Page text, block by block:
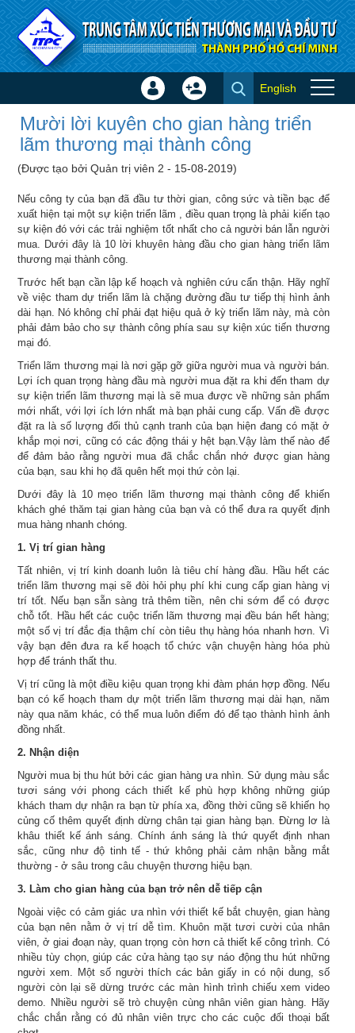
Truy cập nội dung luôn
Mười lời kuyên cho gian hàng
triển lãm thương mại thành
công - Bí quyết
Đăng
Tạo
khoản
English
Mười lời kuyên cho gian hàng triển
lãm thương mại thành công
(Được tạo bởi Quản trị viên 2 - 15-08-2019)
Nếu công ty của bạn đã đầu tư thời gian, công sức và tiền bạc để
xuất hiện tại một sự kiện triển lãm , điều quan trọng là phải kiến tạo
sự kiện đó với các trải nghiệm tốt nhất cho cả người bán lẫn người
mua. Dưới đây là 10 lời khuyên hàng đầu cho gian hàng triển lãm
thương mại thành công.
Trước hết bạn cần lập kế hoạch và nghiên cứu cẩn thận. Hãy nghĩ
về việc tham dự triển lãm là chặng đường đầu tư tiếp thị hình ảnh
dài hạn. Nó không chỉ phải đạt hiệu quả ở kỳ triển lãm này, mà còn
phải đảm bảo cho sự thành công phía sau sự kiện xúc tiến thương
mại đó.
Triển lãm thương mại là nơi gặp gỡ giữa người mua và người bán.
Lợi ích quan trọng hàng đầu mà người mua đặt ra khi đến tham dự
sự kiện triển lãm thương mại là sẽ mua được về những sản phẩm
mới nhất, với lợi ích lớn nhất mà bạn phải cung cấp. Vấn đề được
đặt ra là số lượng đối thủ cạnh tranh của bạn hiện đang có mặt ở
khắp mọi nơi, cũng có các động thái y hệt bạn.Vậy làm thế nào để
để đảm bảo rằng người mua đã chắc chắn nhớ được gian hàng
của bạn, sau khi họ đã quên hết mọi thứ còn lại.
Dưới đây là 10 mẹo triển lãm thương mại thành công để khiến
khách ghé thăm tại gian hàng của bạn và có thể đưa ra quyết định
mua hàng nhanh chóng.
1. Vị trí gian hàng
Tất nhiên, vị trí kinh doanh luôn là tiêu chí hàng đầu. Hầu hết các
triển lãm thương mại sẽ đòi hỏi phụ phí khi cung cấp gian hàng vị
trí tốt. Nếu bạn sẵn sàng trả thêm tiền, nên chi sớm để có được
chỗ tốt. Hầu hết các cuộc triển lãm thương mại đều bán hết hàng;
một số vị trí đắc địa thậm chí còn tiêu thụ hàng hóa nhanh hơn. Vì
vậy bạn đên đưa ra kế hoạch tổ chức vận chuyện hàng hóa phù
hợp để tránh thất thu.
Vị trí cũng là một điều kiệu quan trọng khi đàm phán hợp đồng. Nếu
bạn có kế hoạch tham dự một triển lãm thương mại dài hạn, năm
này qua năm khác, có thể mua luôn điểm đó để tạo thành hình ảnh
đồng nhất.
2. Nhận diện
Người mua bị thu hút bởi các gian hàng ưa nhìn. Sử dụng màu sắc
tươi sáng với phong cách thiết kế phù hợp không những giúp
khách tham dự nhận ra bạn từ phía xa, đồng thời cũng sẽ khiến họ
củng cố thêm quyết định dừng chân tại gian hàng bạn. Đừng lơ là
khâu thiết kế ánh sáng. Chính ánh sáng là thứ quyết định nhan
sắc, cũng như độ tinh tế - thứ không phải cảm nhận bằng mắt
thường - ở sâu trong câu chuyện thương hiệu bạn.
3. Làm cho gian hàng của bạn trở nên dễ tiếp cận
Ngoài việc có cảm giác ưa nhìn với thiết kế bắt chuyện, gian hàng
của bạn nên nằm ở vị trí dễ tìm. Khuôn mặt tươi cười của nhân
viên, ở giai đoạn này, quan trọng còn hơn cả thiết kế công trình. Có
nhiều tùy chọn, giúp các cửa hàng tạo sự náo động thu hút những
người xem. Một số người thích các bản giấy in có nội dung, số
người còn lại sẽ dừng trước các màn hình trình chiếu xem video
demo. Nhiều người sẽ trò chuyện cùng nhân viên gian hàng. Hãy
chắc chắn rằng có đủ nhân viên trực cho các cuộc đối thoại bất